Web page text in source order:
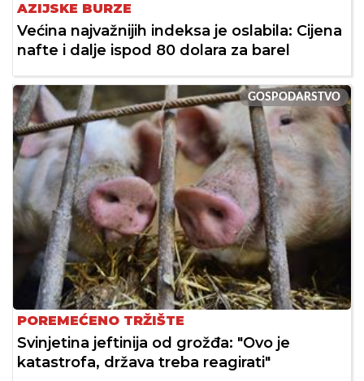
AZIJSKE BURZE
Većina najvažnijih indeksa je oslabila: Cijena
nafte i dalje ispod 80 dolara za barel
GOSPODARSTVO
POREMEĆENO TRŽIŠTE
Svinjetina jeftinija od grožđa: "Ovo je
katastrofa, država treba reagirati"